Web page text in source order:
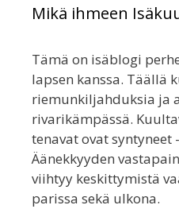
Mikä ihmeen
Tämä on isäblogi
lapsen kanssa. Täällä
riemunkiljahduksia ja
rivarikämpässä.
tenavat ovat syntyneet
Äänekkyyden
viihtyy keskittymistä
parissa sekä ulkona.